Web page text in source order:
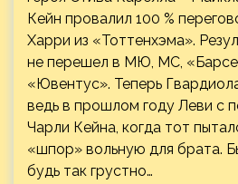
Кейн провалил 100 %
Харри из «Тоттенхэма».
не перешел в МЮ, МС,
«Ювентус». Теперь
ведь в прошлом году Леви с
Чарли Кейна, когда тот
«шпор» вольную для брата.
будь так грустно…